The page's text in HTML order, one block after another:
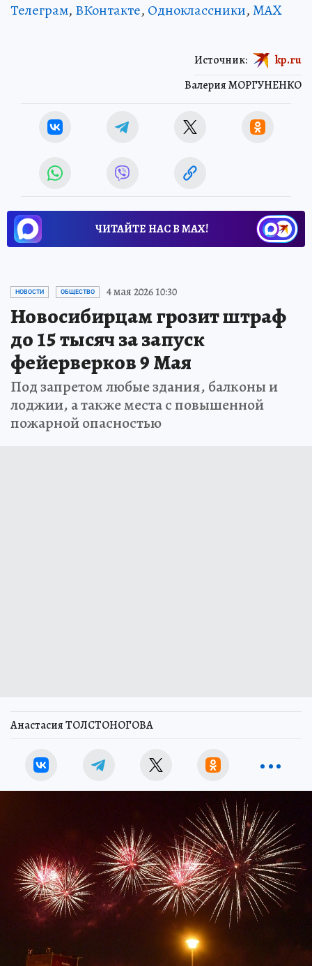
Телеграм, ВКонтакте, Одноклассники,MAX
Валерия МОРГУНЕНКО
Источник: kp.ru
ЧИТАЙТЕ НАС В МАХ!
НОВОСТИ ОБЩЕСТВО 4 мая 2026 10:30
Новосибирцам грозит штраф
до 15 тысяч за запуск
фейерверков 9 Мая
Под запретом любые здания, балконы и
лоджии, а также места с повышенной
пожарной опасностью
Анастасия ТОЛСТОНОГОВА